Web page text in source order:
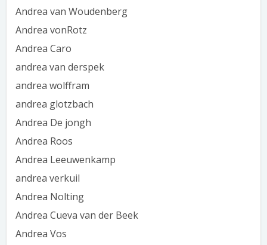
Andrea van Woudenberg
Andrea vonRotz
Andrea Caro
andrea van derspek
andrea wolffram
andrea glotzbach
Andrea De jongh
Andrea Roos
Andrea Leeuwenkamp
andrea verkuil
Andrea Nolting
Andrea Cueva van der Beek
Andrea Vos